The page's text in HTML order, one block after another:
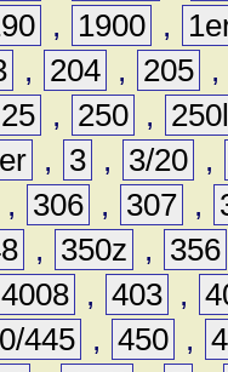
, 1900 ,
, 204 , 205 ,
25 , 250 ,
, 3 , 3/20 ,
, 306 , 307 ,
, 350z ,
356
4008 , 403 ,
445 , 450 ,